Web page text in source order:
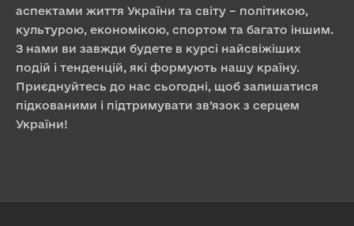
аспектами життя України та світу – політикою,
культурою, економікою, спортом та багато іншим.
З нами ви завжди будете в курсі найсвіжіших
подій і тенденцій, які формують нашу країну.
Приєднуйтесь до нас сьогодні, щоб залишатися
підкованими і підтримувати зв’язок з серцем
України!